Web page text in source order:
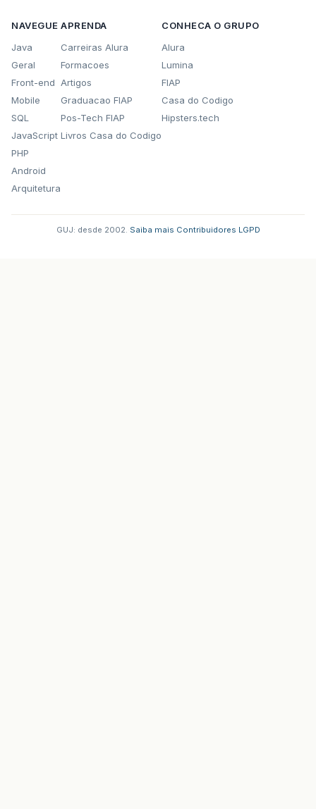
NAVEGUE
Java
Geral
Front-end
Mobile
SQL
JavaScript
PHP
Android
Arquitetura
APRENDA
Carreiras Alura
Formacoes
Artigos
Graduacao FIAP
Pos-Tech FIAP
Livros Casa do Codigo
CONHECA O GRUPO
Alura
Lumina
FIAP
Casa do Codigo
Hipsters.tech
GUJ: desde 2002. Saiba mais Contribuidores LGPD